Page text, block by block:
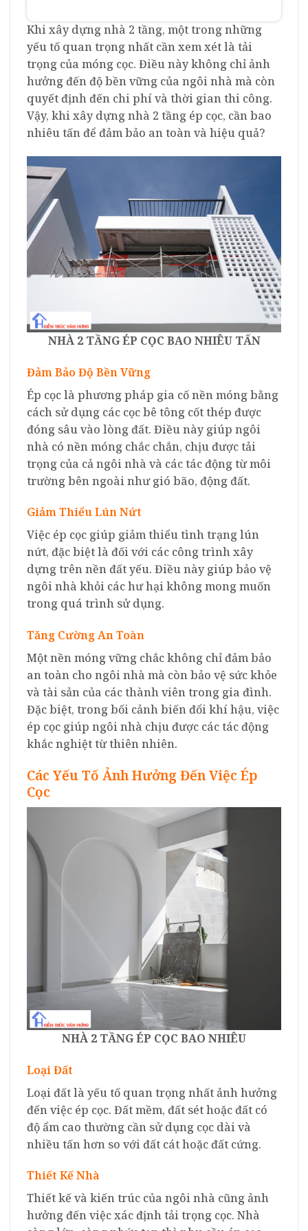
Khi xây dựng nhà 2 tầng, một trong những
yếu tố quan trọng nhất cần xem xét là tải
trọng của móng cọc. Điều này không chỉ ảnh
hưởng đến độ bền vững của ngôi nhà mà còn
quyết định đến chi phí và thời gian thi công.
Vậy, khi xây dựng nhà 2 tầng ép cọc, cần bao
nhiêu tấn để đảm bảo an toàn và hiệu quả?
NHÀ 2 TẦNG ÉP CỌC BAO NHIÊU TẤN
Đảm Bảo Độ Bền Vững
Ép cọc là phương pháp gia cố nền móng bằng
cách sử dụng các cọc bê tông cốt thép được
đóng sâu vào lòng đất. Điều này giúp ngôi
nhà có nền móng chắc chắn, chịu được tải
trọng của cả ngôi nhà và các tác động từ môi
trường bên ngoài như gió bão, động đất.
Giảm Thiểu Lún Nứt
Việc ép cọc giúp giảm thiểu tình trạng lún
nứt, đặc biệt là đối với các công trình xây
dựng trên nền đất yếu. Điều này giúp bảo vệ
ngôi nhà khỏi các hư hại không mong muốn
trong quá trình sử dụng.
Tăng Cường An Toàn
Một nền móng vững chắc không chỉ đảm bảo
an toàn cho ngôi nhà mà còn bảo vệ sức khỏe
và tài sản của các thành viên trong gia đình.
Đặc biệt, trong bối cảnh biến đổi khí hậu, việc
ép cọc giúp ngôi nhà chịu được các tác động
khắc nghiệt từ thiên nhiên.
Các Yếu Tố Ảnh Hưởng Đến Việc Ép
Cọc
NHÀ 2 TẦNG ÉP CỌC BAO NHIÊU
Loại Đất
Loại đất là yếu tố quan trọng nhất ảnh hưởng
đến việc ép cọc. Đất mềm, đất sét hoặc đất có
độ ẩm cao thường cần sử dụng cọc dài và
nhiều tấn hơn so với đất cát hoặc đất cứng.
Thiết Kế Nhà
Thiết kế và kiến trúc của ngôi nhà cũng ảnh
hưởng đến việc xác định tải trọng cọc. Nhà